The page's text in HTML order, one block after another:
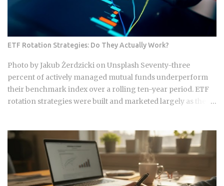
ETF Rotation Strategies: Do They Actually Work?
Photo by Jakub Żerdzicki on Unsplash Seventy-three
percent of actively managed mutual funds underperform
their benchmark index over a rolling ten-year period. ETF
rotation strategies were built and marketed largely as the fix
benefit the providers whether or not the underlying
momentum signal survives contact with real transaction
costs and shifting market conditions. The premise of
rotating toward recent winners is grounded in documented